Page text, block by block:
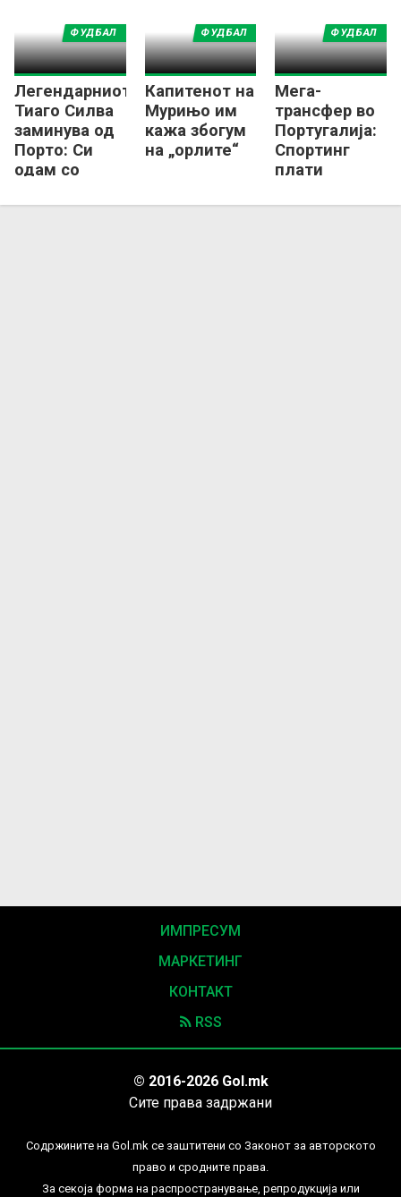
тренер!
Легендарниот
Тиаго Силва
заминува од
Порто: Си
одам со
титула!
ФУДБАЛ
Капитенот на
Мурињо им
кажа збогум
на „орлите“
ФУДБАЛ
Мега-
трансфер во
Португалија:
Спортинг
плати
милиони
ФУДБАЛ
ИМПРЕСУМ
МАРКЕТИНГ
КОНТАКТ
RSS
© 2016-2026 Gol.mk
Сите права задржани
Содржините на Gol.mk се заштитени со Законот за авторското
право и сродните права.
За секоја форма на распространување, репродукција или